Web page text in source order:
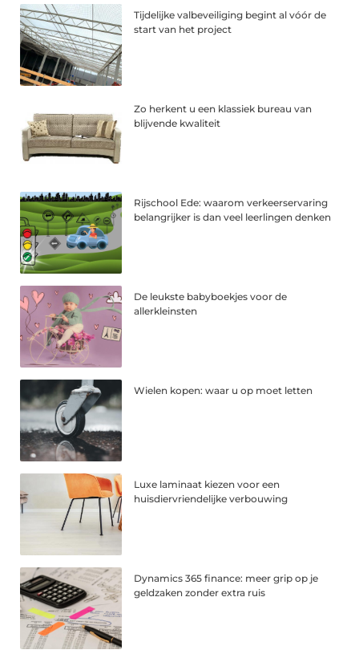
Tijdelijke valbeveiliging begint al vóór de
start van het project
Zo herkent u een klassiek bureau van
blijvende kwaliteit
Rijschool Ede: waarom verkeerservaring
belangrijker is dan veel leerlingen denken
De leukste babyboekjes voor de
allerkleinsten
Wielen kopen: waar u op moet letten
Luxe laminaat kiezen voor een
huisdiervriendelijke verbouwing
Dynamics 365 finance: meer grip op je
geldzaken zonder extra ruis